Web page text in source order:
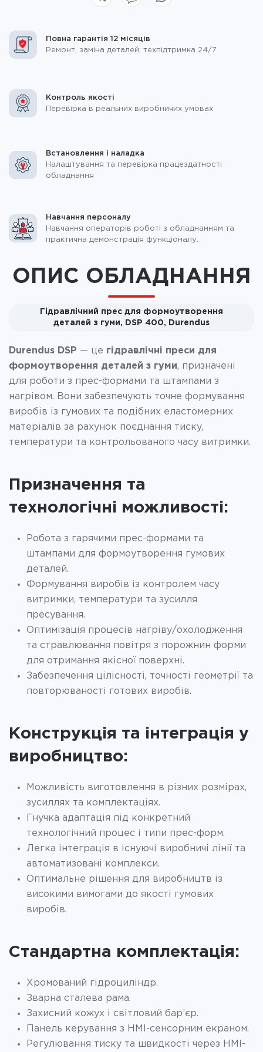
Повна гарантія 12 місяців
Ремонт, заміна деталей, техпідтримка 24/7
Контроль якості
Перевірка в реальних виробничих умовах
Встановлення і наладка
Налаштування та перевірка працездатності
обладнання
Навчання персоналу
Навчання операторів роботі з обладнанням та
практична демонстрація функціоналу.
ОПИС ОБЛАДНАННЯ
Гідравлічний прес для формоутворення
деталей з гуми, DSP 400, Durendus
Durendus DSP — це гідравлічні преси для
формоутворення деталей з гуми, призначені
для роботи з прес-формами та штампами з
нагрівом. Вони забезпечують точне формування
виробів із гумових та подібних еластомерних
матеріалів за рахунок поєднання тиску,
температури та контрольованого часу витримки.
Призначення та
технологічні можливості:
Робота з гарячими прес-формами та
штампами для формоутворення гумових
деталей.
Формування виробів із контролем часу
витримки, температури та зусилля
пресування.
Оптимізація процесів нагріву/охолодження
та стравлювання повітря з порожнин форми
для отримання якісної поверхні.
Забезпечення цілісності, точності геометрії та
повторюваності готових виробів.
Конструкція та інтеграція у
виробництво:
Можливість виготовлення в різних розмірах,
зусиллях та комплектаціях.
Гнучка адаптація під конкретний
технологічний процес і типи прес-форм.
Легка інтеграція в існуючі виробничі лінії та
автоматизовані комплекси.
Оптимальне рішення для виробництв із
високими вимогами до якості гумових
виробів.
Стандартна комплектація:
Хромований гідроциліндр.
Зварна сталева рама.
Захисний кожух і світловий бар’єр.
Панель керування з HMI-сенсорним екраном.
Регулювання тиску та швидкості через HMI-